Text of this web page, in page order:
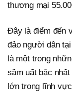
thương mại
Đây là điểm đến
đảo người dân
là một trong
sầm uất bậc
lớn trong lĩnh